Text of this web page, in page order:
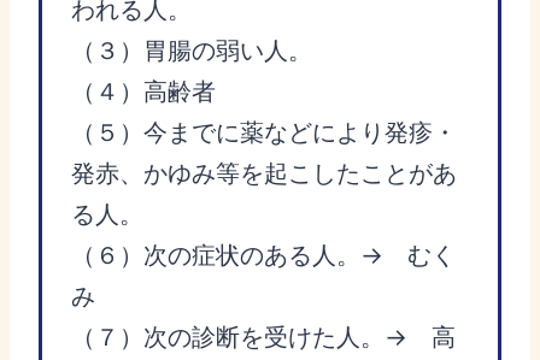
われる人。
（３）胃腸の弱い人。
（４）高齢者
（５）今までに薬などにより発疹・
発赤、かゆみ等を起こしたことがあ
る人。
（６）次の症状のある人。→ むく
み
（７）次の診断を受けた人。→ 高